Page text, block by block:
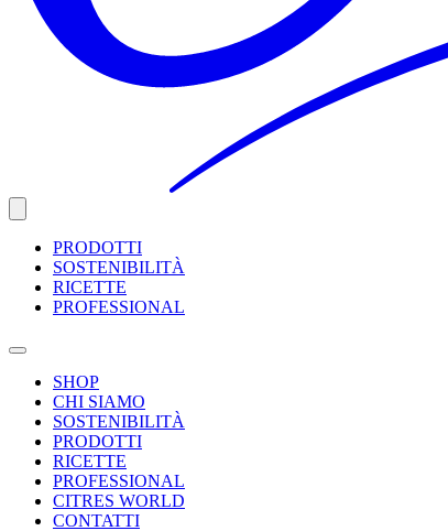
PRODOTTI
SOSTENIBILITÀ
RICETTE
PROFESSIONAL
SHOP
CHI SIAMO
SOSTENIBILITÀ
PRODOTTI
RICETTE
PROFESSIONAL
CITRES WORLD
CONTATTI